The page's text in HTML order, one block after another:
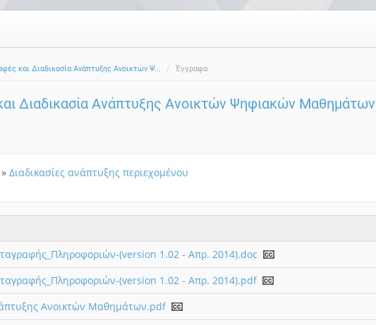
και Διαδικασία Ανάπτυξης Ανοικτών Ψ... Έγγραφα
Διαδικασία Ανάπτυξης Ανοικτών Ψηφιακών Μαθημάτων
»Διαδικασίες ανάπτυξης περιεχομένου
(version 1.02 - Απρ. 2014).doc
(version 1.02 - Απρ. 2014).pdf
Ανοικτών Μαθημάτων.pdf